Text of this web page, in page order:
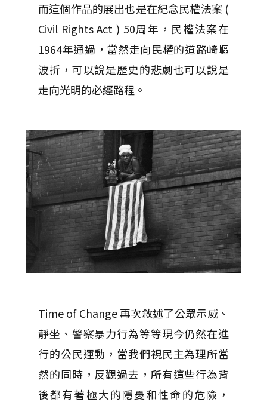
而這個作品的展出也是在紀念民權法案 (
Civil Rights Act ) 50周年，民權法案在
1964年通過，當然走向民權的道路崎嶇
波折，可以說是歷史的悲劇也可以說是
走向光明的必經路程。
Time of Change 再次敘述了公眾示威、
靜坐、警察暴力行為等等現今仍然在進
行的公民運動，當我們視民主為理所當
然的同時，反觀過去，所有這些行為背
後都有著極大的隱憂和性命的危險，